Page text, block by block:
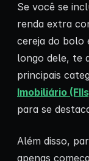
Se você se
renda extra
cereja do bolo
longo dele, te
principais
Imobiliário
para se
Além disso,
apenas